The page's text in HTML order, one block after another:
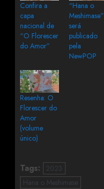
Confira a
capa
nacional de
“O Florescer
do Amor”
“Hana o
Meshimase”
será
publicado
pela
NewPOP
Resenha: O
Florescer do
Amor
(volume
único)
Tags:
2023
Hana o Meshimase